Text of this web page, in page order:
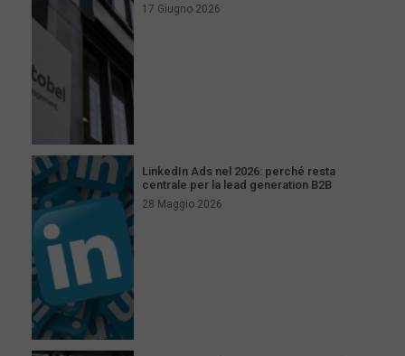
17 Giugno 2026
LinkedIn Ads nel 2026: perché resta
centrale per la lead generation B2B
28 Maggio 2026